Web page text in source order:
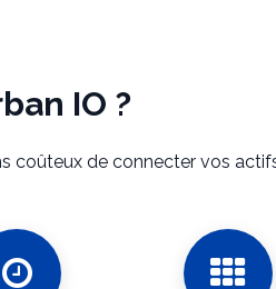
IO ?
coûteux de connecter vos